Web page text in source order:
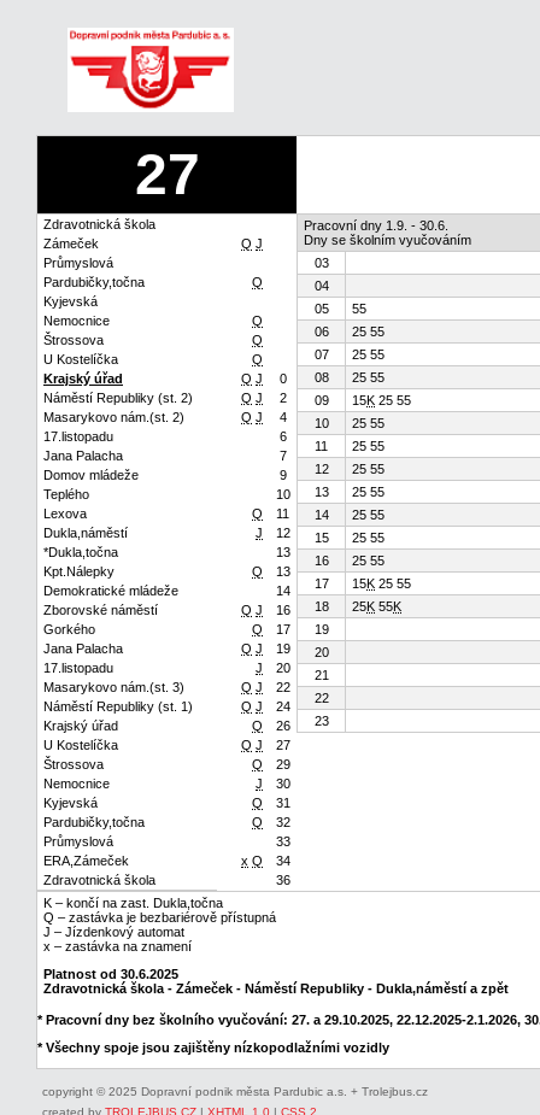
27
Zdravotnická škola
Zámeček
Q J
Průmyslová
Pardubičky,točna
Q
Kyjevská
Nemocnice
Q
Štrossova
Q
U Kostelíčka
Q
Krajský úřad
Q J
0
Náměstí Republiky (st. 2)
Q J
2
Masarykovo nám.(st. 2)
Q J
4
17.listopadu
6
Jana Palacha
7
Domov mládeže
9
Teplého
10
Lexova
Q
11
Dukla,náměstí
J
12
*Dukla,točna
13
Kpt.Nálepky
Q
13
Demokratické mládeže
14
Zborovské náměstí
Q J
16
Gorkého
Q
17
Jana Palacha
Q J
19
17.listopadu
J
20
Masarykovo nám.(st. 3)
Q J
22
Náměstí Republiky (st. 1)
Q J
24
Krajský úřad
Q
26
U Kostelíčka
Q J
27
Štrossova
Q
29
Nemocnice
J
30
Kyjevská
Q
31
Pardubičky,točna
Q
32
Průmyslová
33
ERA,Zámeček
x Q
34
Zdravotnická škola
36
Pracovní dny 1.9. - 30.6.
Dny se školním vyučováním
03
04
05
55
06
25 55
07
25 55
08
25 55
09
15K 25 55
10
25 55
11
25 55
12
25 55
13
25 55
14
25 55
15
25 55
16
25 55
17
15K 25 55
18
25K 55K
19
20
21
22
23
K – končí na zast. Dukla,točna
Q – zastávka je bezbariérově přístupná
J – Jízdenkový automat
x – zastávka na znamení
Platnost od 30.6.2025
Zdravotnická škola - Zámeček - Náměstí Republiky - Dukla,náměstí a zpět
* Pracovní dny bez školního vyučování: 27. a 29.10.2025, 22.12.2025-2.1.2026,
* Všechny spoje jsou zajištěny nízkopodlažními vozidly
copyright © 2025 Dopravní podnik města Pardubic a.s. + Trolejbus.cz
created by TROLEJBUS CZ | XHTML 1.0 | CSS 2